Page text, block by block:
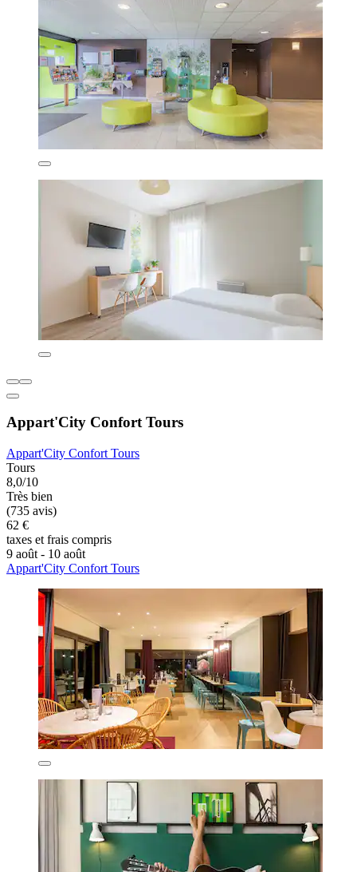
Appart'City Confort Tours
Appart'City Confort Tours
Tours
8,0/10
Très bien
(735 avis)
62 €
taxes et frais compris
9 août - 10 août
Appart'City Confort Tours